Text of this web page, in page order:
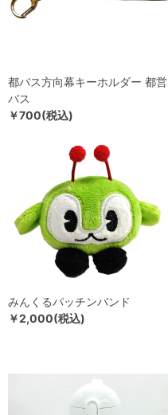
都バス方向幕キーホルダー 都営
バス
￥700(税込)
みんくるパッチンバンド
￥2,000(税込)